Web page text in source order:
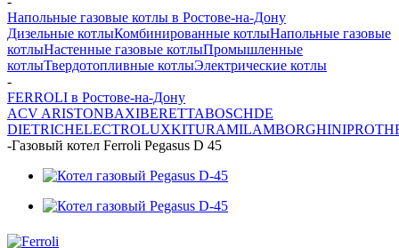
Напольные газовые котлы в Ростове-на-Дону
Дизельные котлыКомбинированные котлыНапольные газовые
котлыНастенные газовые котлыПромышленные
котлыТвердотопливные котлыЭлектрические котлы
-
FERROLI в Ростове-на-Дону
ACV ARISTONBAXIBERETTABOSCHDE
DIETRICHELECTROLUXKITURAMILAMBORGHINI
-Газовый котел Ferroli Pegasus D 45